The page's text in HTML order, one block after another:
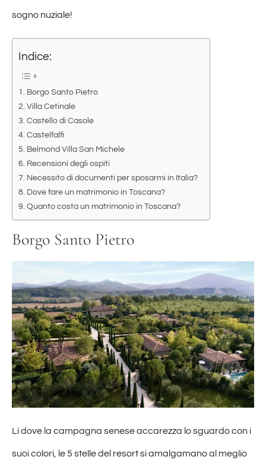
sogno nuziale!
Indice:
Borgo Santo Pietro
Villa Cetinale
Castello di Casole
Castelfalfi
Belmond Villa San Michele
Recensioni degli ospiti
Necessito di documenti per sposarmi in Italia?
Dove fare un matrimonio in Toscana?
Quanto costa un matrimonio in Toscana?
Borgo Santo Pietro
Lì dove la campagna senese accarezza lo sguardo con i
suoi colori, le 5 stelle del resort si amalgamano al meglio